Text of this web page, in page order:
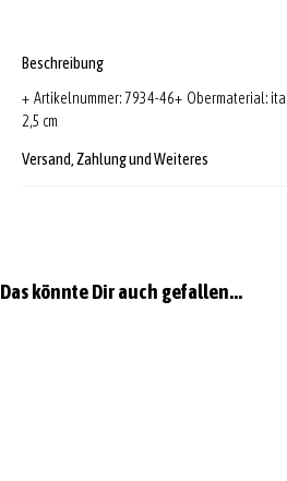
Beschreibung
+ Artikelnummer: 7934-46+ Obermaterial:
2,5 cm
Versand, Zahlung und Weiteres
Produktgalerie überspringen
Das könnte Dir auch gefallen...